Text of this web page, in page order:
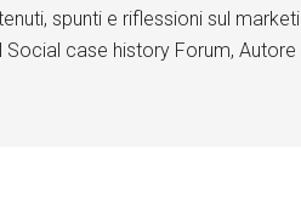
o
o
k
spunti e riflessioni sul
case history Forum, Autore